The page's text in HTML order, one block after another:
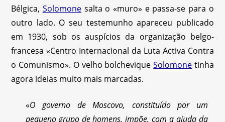
Bélgica, Solomonesalta o «muro» e passa-se para o
outro lado. O seu testemunho apareceu publicado
em 1930, sob os auspícios da organização belgo-
francesa «Centro Internacional da Luta Activa Contra
o Comunismo». O velho bolcheviqueSolomone tinha
agora ideias muito mais marcadas.
«O governo de Moscovo, constituído por um
pequeno grupo de homens, impõe, com a ajuda da